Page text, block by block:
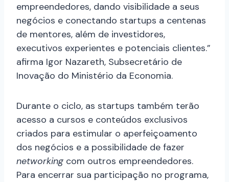
empreendedores, dando visibilidade a seus
negócios e conectando startups a centenas
de mentores, além de investidores,
executivos experientes e potenciais clientes.”
afirma Igor Nazareth, Subsecretário de
Inovação do Ministério da Economia.
Durante o ciclo, as startups também terão
acesso a cursos e conteúdos exclusivos
criados para estimular o aperfeiçoamento
dos negócios e a possibilidade de fazer
networkingcom outros empreendedores.
Para encerrar sua participação no programa,